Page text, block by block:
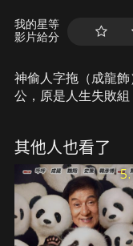
我的星等
影片給分
神偷人字拖（成龍
公，原是人生失敗
挾持，要脅交出嬰兒
生命威脅與親情牽
人質？
其他人也看了